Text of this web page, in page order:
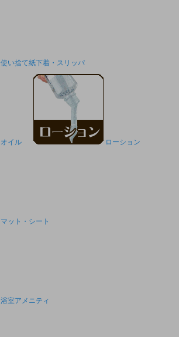
使い捨て紙下着・スリッパ
オイル ローション
マット・シート
浴室アメニティ